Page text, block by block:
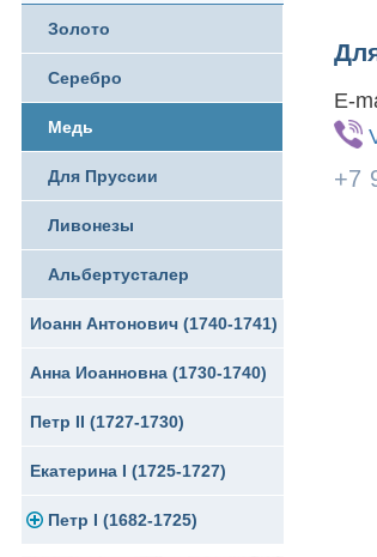
Для Польши
Памятные и донативные
Для Польши
Медь
Сибирские монеты
Для Молдавии и Валахии
Таврические монеты
Золото
Серебро
Медь
Для Пруссии
Ливонезы
Альбертусталер
Иоанн Антонович (1740-1741)
Анна Иоанновна (1730-1740)
Петр II (1727-1730)
Екатерина I (1725-1727)
Петр I (1682-1725)
E-
+7